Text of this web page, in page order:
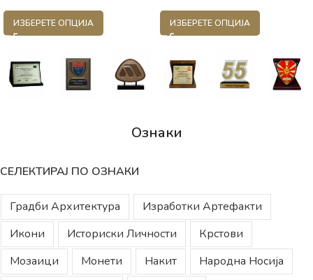
ИЗБЕРЕТЕ ОПЦИЈА ИЗБЕРЕТЕ ОПЦИЈА
Ознаки
СЕЛЕКТИРАЈ ПО ОЗНАКИ
Градби Архитектура
Изработки Артефакти
Икони
Историски Личности
Крстови
Мозаици
Монети Накит
Народна Носија